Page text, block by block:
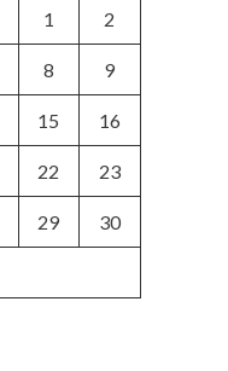
1 2
8 9
15 16
22 23
29 30